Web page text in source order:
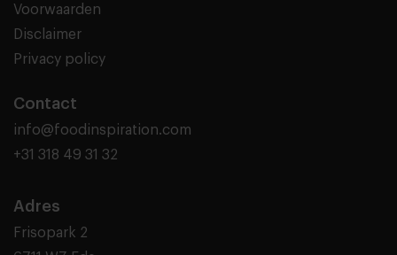
Voorwaarden
Disclaimer
Privacy policy
Contact
info@foodinspiration.com
+31 318 49 31 32
Adres
Frisopark 2